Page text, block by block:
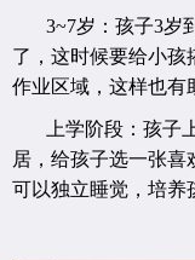
3~7岁：孩子3岁
了，这时候要给小孩
作业区域，这样也有
上学阶段：孩子
居，给孩子选一张喜
可以独立睡觉，培养